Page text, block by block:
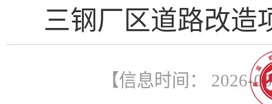
三钢厂区道路改造
【信息时间： 2026-